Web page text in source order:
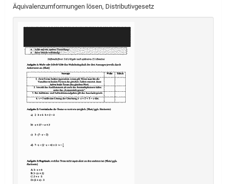
Äquivalenzumformungen lösen, Distributivgesetz